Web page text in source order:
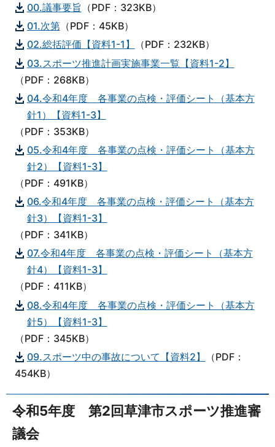
00.議事要旨 （PDF：323KB）
01.次第（PDF：45KB）
02.総括評価【資料1-1】
（PDF：232KB）
03.スポーツ推進計画実施事業一覧【資料1-2】
（PDF：268KB）
04.令和4年度 各事業の点検・評価シート（基本方
針1）【資料1-3】
（PDF：353KB）
05.令和4年度 各事業の点検・評価シート（基本方
針2）【資料1-3】
（PDF：491KB）
06.令和4年度 各事業の点検・評価シート（基本方
針3）【資料1-3】
（PDF：341KB）
07.令和4年度 各事業の点検・評価シート（基本方
針4）【資料1-3】
（PDF：411KB）
08.令和4年度 各事業の点検・評価シート（基本方
針5）【資料1-3】
（PDF：345KB）
09.スポーツ中の事故について【資料2】
（PDF：
454KB）
令和5年度 第2回草津市スポーツ推進審
議会